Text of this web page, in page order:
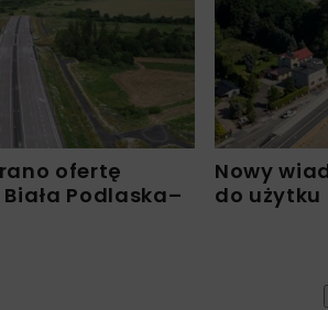
ofertę
Podlaska–
Nowy
do użytku